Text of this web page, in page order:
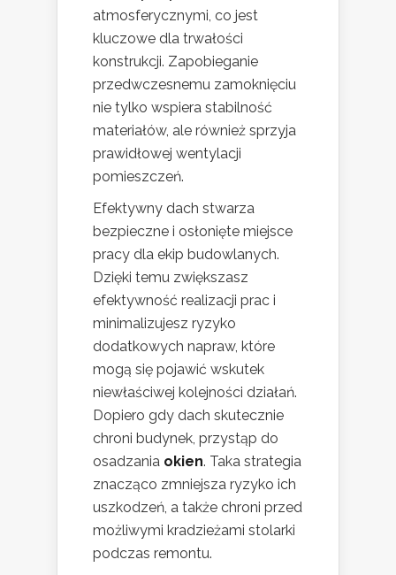
atmosferycznymi, co jest
kluczowe dla trwałości
konstrukcji. Zapobieganie
przedwczesnemu zamoknięciu
nie tylko wspiera stabilność
materiałów, ale również sprzyja
prawidłowej wentylacji
pomieszczeń.
Efektywny dach stwarza
bezpieczne i osłonięte miejsce
pracy dla ekip budowlanych.
Dzięki temu zwiększasz
efektywność realizacji prac i
minimalizujesz ryzyko
dodatkowych napraw, które
mogą się pojawić wskutek
niewłaściwej kolejności działań.
Dopiero gdy dach skutecznie
chroni budynek, przystąp do
osadzania okien. Taka strategia
znacząco zmniejsza ryzyko ich
uszkodzeń, a także chroni przed
możliwymi kradzieżami stolarki
podczas remontu.